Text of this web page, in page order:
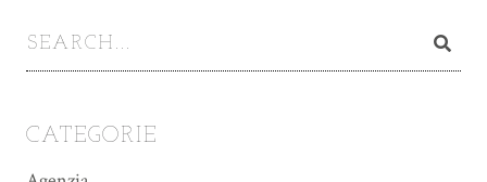
CATEGORIE